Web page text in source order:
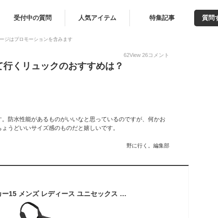
受付中の質問 人気アイテム 特集記事 質問
ジはプロモーションを含みます
62View 26コメント
くリュックのおすすめは？
防水性能があるものがいいなと思っているのですが、何かお
うどいいサイズ感のものだと嬉しいです。
野に行く。編集部
[コールマン] ウォーカー15 メンズ レディース ユニセックス リュック バックパック バッグ 15L 通勤 通学 ビジネス 軽量 小さめ